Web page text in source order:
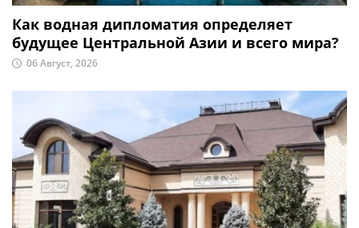
Как водная дипломатия определяет
будущее Центральной Азии и всего мира?
06 Август, 2026